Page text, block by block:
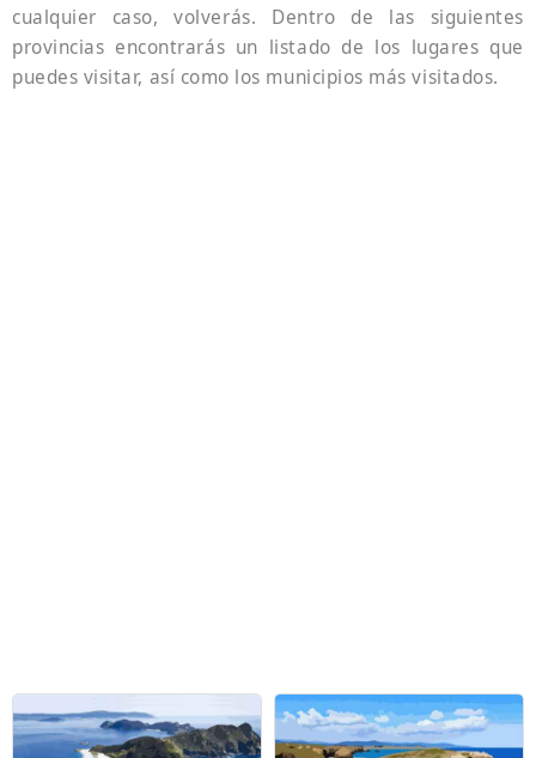
cualquier caso, volverás. Dentro de las siguientes
provincias encontrarás un listado de los lugares que
puedes visitar, así como los municipios más visitados.